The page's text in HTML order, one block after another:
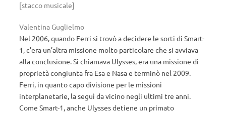
[stacco musicale]
Valentina Guglielmo
Nel 2006, quando Ferri si trovò a decidere le sorti di Smart-
1, c’era un’altra missione molto particolare che si avviava
alla conclusione. Si chiamava Ulysses, era una missione di
proprietà congiunta fra Esa e Nasa e terminò nel 2009.
Ferri, in quanto capo divisione per le missioni
interplanetarie, la seguì da vicino negli ultimi tre anni.
Come Smart-1, anche Ulysses detiene un primato